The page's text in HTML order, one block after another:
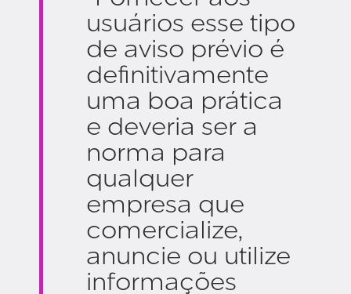
usuários esse tipo
de aviso prévio é
definitivamente
uma boa prática
e deveria ser a
norma para
qualquer
empresa que
comercialize,
anuncie ou utilize
informações